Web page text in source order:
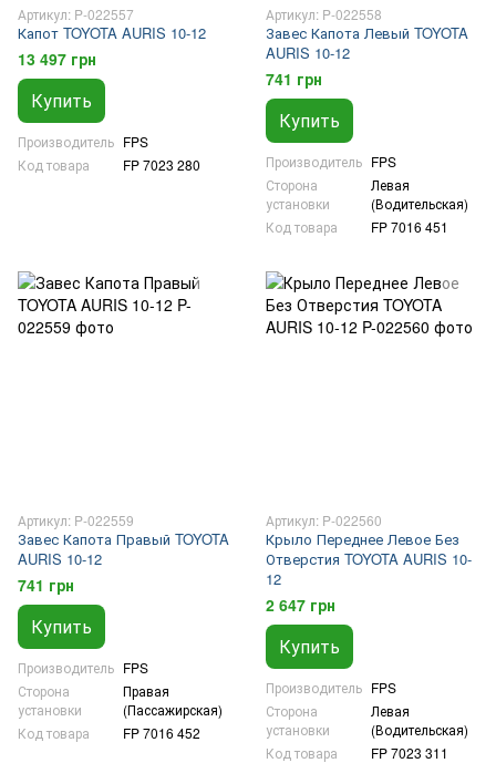
Артикул: P-022557
Капот TOYOTA AURIS 10-12
13 497 грн
Купить
Производитель FPS
Код товара
FP 7023 280
Артикул: P-022558
Завес Капота Левый TOYOTA
AURIS 10-12
741 грн
Купить
Производитель FPS
Сторона
установки
Левая
(Водительская)
Код товара
FP 7016 451
Артикул: P-022559
Завес Капота Правый TOYOTA
AURIS 10-12
741 грн
Купить
Производитель FPS
Сторона
установки
Правая
(Пассажирская)
Код товара
FP 7016 452
Артикул: P-022560
Крыло Переднее Левое Без
Отверстия TOYOTA AURIS 10-
12
2 647 грн
Купить
Производитель FPS
Сторона
установки
Левая
(Водительская)
Код товара
FP 7023 311